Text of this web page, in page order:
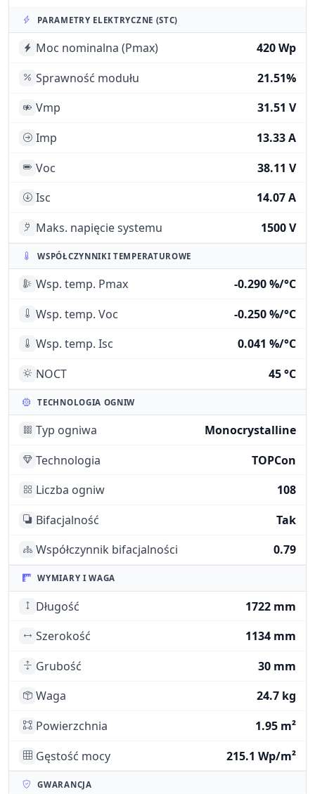
PARAMETRY ELEKTRYCZNE (STC)
Moc nominalna (Pmax)
420 Wp
Sprawność modułu
21.51%
Vmp
31.51 V
Imp
13.33 A
Voc
38.11 V
Isc
14.07 A
Maks. napięcie systemu
1500 V
WSPÓŁCZYNNIKI TEMPERATUROWE
Wsp. temp. Pmax
-0.290 %/°C
Wsp. temp. Voc
-0.250 %/°C
Wsp. temp. Isc
0.041 %/°C
NOCT
45 °C
TECHNOLOGIA OGNIW
Typ ogniwa
Monocrystalline
Technologia
TOPCon
Liczba ogniw
108
Bifacjalność
Tak
Współczynnik bifacjalności
0.79
WYMIARY I WAGA
Długość
1722 mm
Szerokość
1134 mm
Grubość
30 mm
Waga
24.7 kg
Powierzchnia
1.95 m²
Gęstość mocy
215.1 Wp/m²
GWARANCJA